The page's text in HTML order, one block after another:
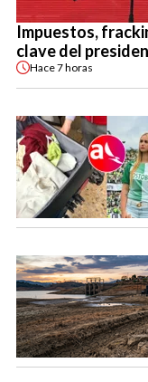
Impuestos,
clave del
Hace7 horas